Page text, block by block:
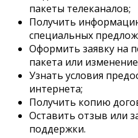
пакеты телеканалов;
Получить
специальных
Оформить заявку на
пакета или
Узнать условия
интернета;
Получить копию
Оставить отзыв или
поддержки.